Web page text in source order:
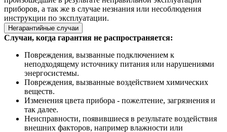
приборов, а так же в случае незнания или несоблюдения
инструкции по эксплуатации.
Негарантийные случаи
Случаи, когда гарантия не распространяется:
Повреждения, вызванные подключением к
неподходящему источнику питания или нарушениями
энергосистемы.
Повреждения, вызванные воздействием химических
веществ.
Изменения цвета прибора - пожелтение, загрязнения и
так далее.
Неисправности, появившиеся в результате воздействия
внешних факторов, например влажности или